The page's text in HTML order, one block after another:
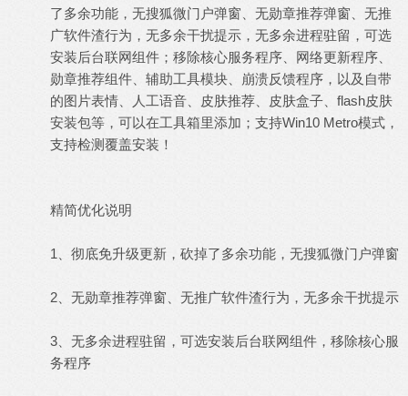
了多余功能，无搜狐微门户弹窗、无勋章推荐弹窗、无推
广软件渣行为，无多余干扰提示，无多余进程驻留，可选
安装后台联网组件；移除核心服务程序、网络更新程序、
勋章推荐组件、辅助工具模块、崩溃反馈程序，以及自带
的图片表情、人工语音、皮肤推荐、皮肤盒子、flash皮肤
安装包等，可以在工具箱里添加；支持Win10 Metro模式，
支持检测覆盖安装！
精简优化说明
1、彻底免升级更新，砍掉了多余功能，无搜狐微门户弹窗
2、无勋章推荐弹窗、无推广软件渣行为，无多余干扰提示
3、无多余进程驻留，可选安装后台联网组件，移除核心服
务程序